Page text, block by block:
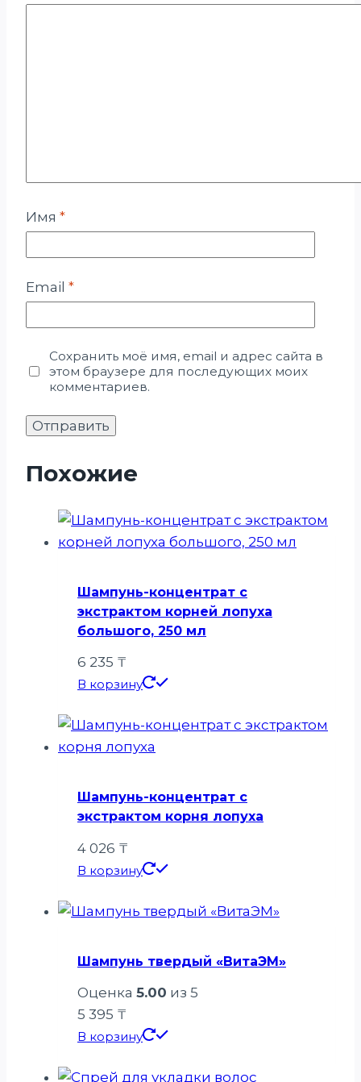
Имя *
Email *
Сохранить моё имя, email и адрес сайта в
этом браузере для последующих моих
комментариев.
Похожие
Шампунь-концентрат с
экстрактом корней лопуха
большого, 250 мл
6 235 ₸
В корзину
Шампунь-концентрат с
экстрактом корня лопуха
4 026 ₸
В корзину
Шампунь твердый «ВитаЭМ»
Оценка 5.00 из 5
5 395 ₸
В корзину